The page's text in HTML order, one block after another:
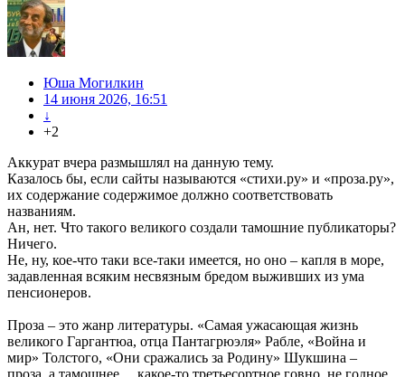
Юша Могилкин
14 июня 2026, 16:51
↓
+2
Аккурат вчера размышлял на данную тему.
Казалось бы, если сайты называются «стихи.ру» и «проза.ру»,
их содержание содержимое должно соответствовать
названиям.
Ан, нет. Что такого великого создали тамошние публикаторы?
Ничего.
Не, ну, кое-что таки все-таки имеется, но оно – капля в море,
задавленная всяким несвязным бредом выживших из ума
пенсионеров.
Проза – это жанр литературы. «Самая ужасающая жизнь
великого Гаргантюа, отца Пантагрюэля» Рабле, «Война и
мир» Толстого, «Они сражались за Родину» Шукшина –